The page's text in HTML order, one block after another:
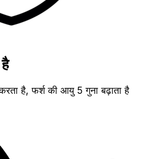
है, फर्श की आयु 5 गुना बढ़ाता है